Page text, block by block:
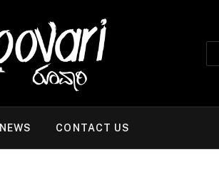
NEWS CONTACT US